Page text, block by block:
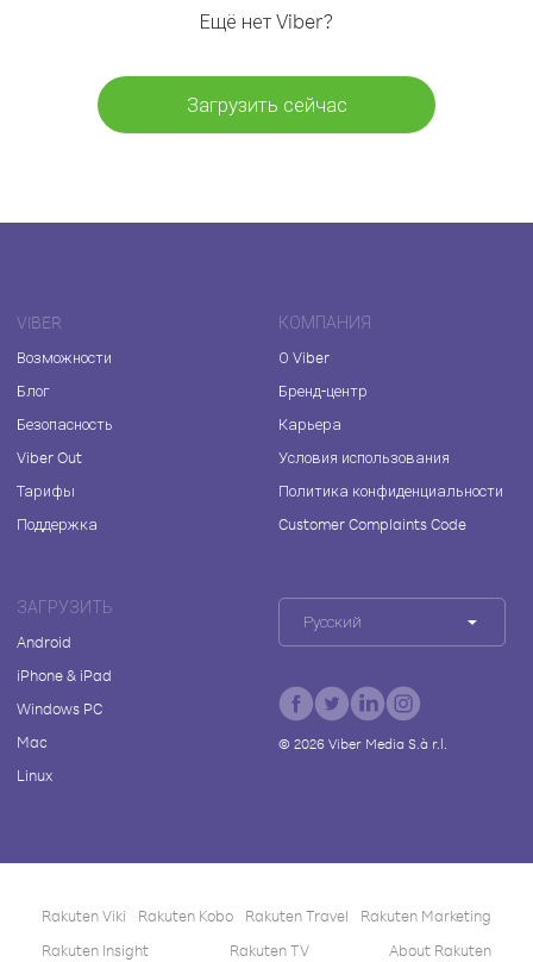
Ещё нет Viber?
Загрузить сейчас
VIBER
Возможности
Блог
Безопасность
Viber Out
Тарифы
Поддержка
КОМПАНИЯ
О Viber
Бренд-центр
Карьера
Условия использования
Политика конфиденциальности
Customer Complaints Code
ЗАГРУЗИТЬ
Android
iPhone & iPad
Windows PC
Mac
Linux
Русский
© 2026Viber Media S.à r.l.
Rakuten Viki Rakuten Kobo Rakuten Travel
Rakuten Marketing
Rakuten Insight
Rakuten TV About Rakuten